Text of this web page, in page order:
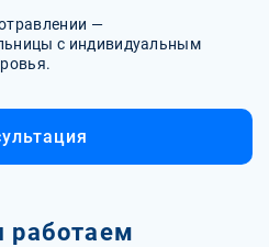
—
с индивидуальным
работаем